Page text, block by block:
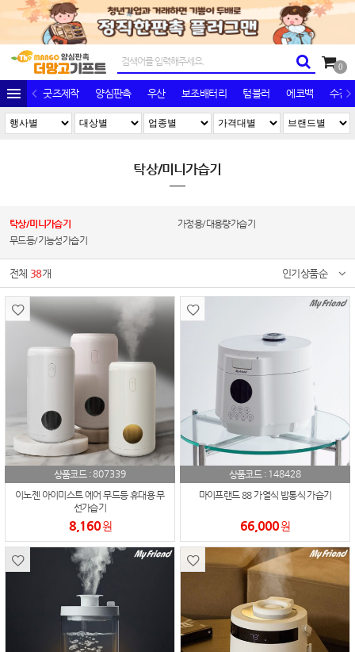
0
굿즈제작 양심판촉 우산 보조배터리 텀블러 에코백 수건/
탁상/미니가습기
탁상/미니가습기
가정용/대용량가습기
무드등/기능성가습기
전체 38개 인기상품순
상품코드 :807339
이노젠 아이미스트 에어 무드등 휴대용 무
선가습기
8,160원
상품코드 : 148428
마이프랜드 88 가열식 밥통식 가습기
66,000원